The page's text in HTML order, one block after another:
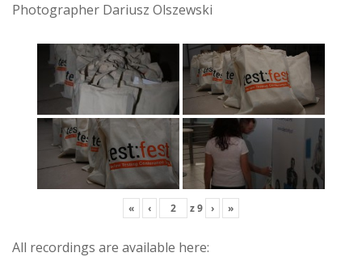
Photographer Dariusz Olszewski
« ‹ z9 › »
All recordings are available here: